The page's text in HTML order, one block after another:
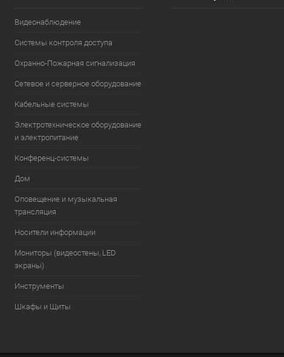
Видеонаблюдение
Системы контроля доступа
Охранно-Пожарная сигнализация
Сетевое и серверное оборудование
Кабельные системы
Электротехническое оборудование
и электропитание
Конференц-системы
Дом
Оповещение и музыкальная
трансляция
Носители информации
Мониторы (видеостены, LED
экраны)
Инструменты
Шкафы и Щиты